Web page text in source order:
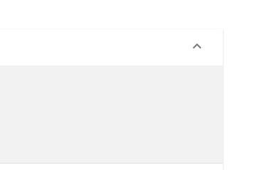
keyboard_arrow_down